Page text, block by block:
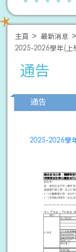
主頁 最新消息
2025-2026學年(上
通告
通告
2025-2026學